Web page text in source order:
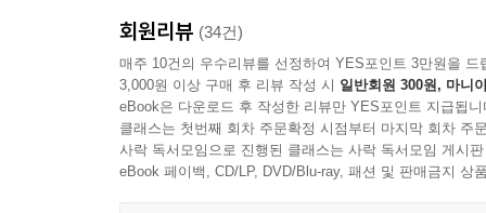
엄마들의 복잡한 머릿속을 말끔하게 해결해 줄 책
- 하민회 (경영컨설턴트, 이미지21 대표)
회원리뷰 (34건)
매주 10건의 우수리뷰를 선정하여 YES포인트 3만원을 드
3,000원 이상 구매 후 리뷰 작성 시 일반회원 300원, 마니
eBook은 다운로드 후 작성한 리뷰만 YES포인트 지급됩니
클래스는 첫번째 회차 주문확정 시점부터 마지막 회차 주
사락 독서모임으로 진행된 클래스는 사락 독서모임 게시
eBook 페이백, CD/LP, DVD/Blu-ray, 패션 및 판매금지 상